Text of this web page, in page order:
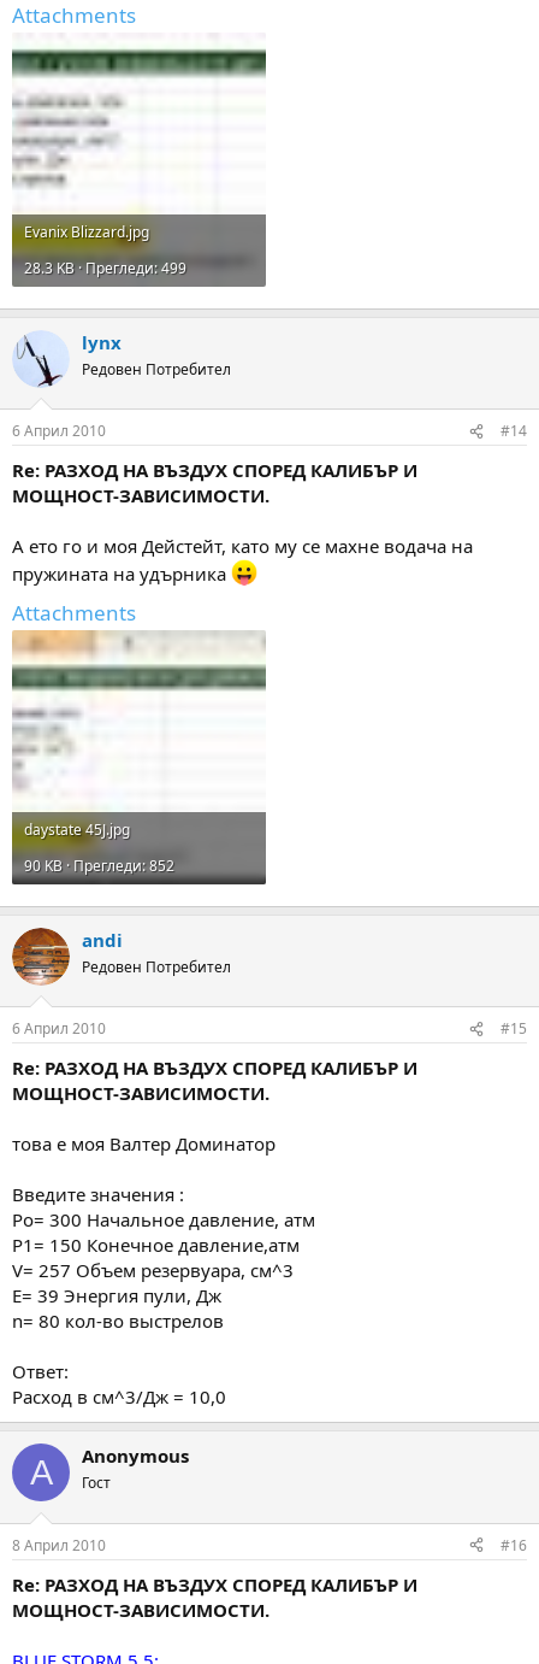
Attachments
Evanix Blizzard.jpg
28.3 KB · Прегледи: 499
lynx
Редовен Потребител
6 Април 2010 #14
Re: РАЗХОД НА ВЪЗДУХ СПОРЕД КАЛИБЪР И
МОЩНОСТ-ЗАВИСИМОСТИ.
А ето го и моя Дейстейт, като му се махне водача на
пружината на удърника
Attachments
daystate 45J.jpg
90 KB · Прегледи: 852
andi
Редовен Потребител
6 Април 2010 #15
Re: РАЗХОД НА ВЪЗДУХ СПОРЕД КАЛИБЪР И
МОЩНОСТ-ЗАВИСИМОСТИ.
това е моя Валтер Доминатор
Введите значения :
Po= 300 Начальное давление, атм
P1= 150 Конечное давление,атм
V= 257 Объем резервуара, см^3
E= 39 Энергия пули, Дж
n= 80 кол-во выстрелов
Ответ:
Расход в см^3/Дж = 10,0
A Anonymous
Гост
8 Април 2010 #16
Re: РАЗХОД НА ВЪЗДУХ СПОРЕД КАЛИБЪР И
МОЩНОСТ-ЗАВИСИМОСТИ.